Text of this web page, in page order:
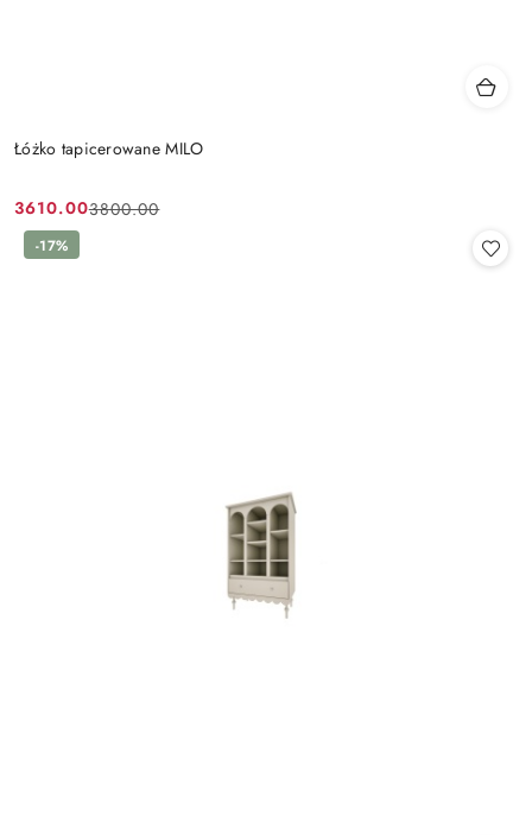
Łóżko tapicerowane MILO
Cena
promocyjna:
3610.00
Cena
przed
3800.00
-17%